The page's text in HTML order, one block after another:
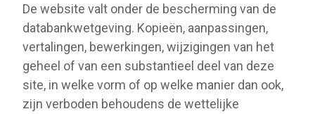
De website valt onder de bescherming van de
databankwetgeving. Kopieën, aanpassingen,
vertalingen, bewerkingen, wijzigingen van het
geheel of van een substantieel deel van deze
site, in welke vorm of op welke manier dan ook,
zijn verboden behoudens de wettelijke